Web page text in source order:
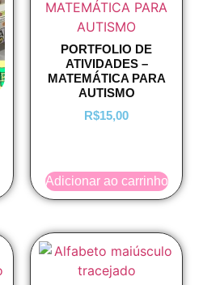
PORTFOLIO DE
ATIVIDADES –
MATEMÁTICA PARA
AUTISMO
R$15,00
Adicionar ao carrinho